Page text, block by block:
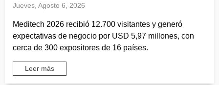
Jueves, Agosto 6, 2026
Meditech 2026 recibió 12.700 visitantes y generó
expectativas de negocio por USD 5,97 millones, con
cerca de 300 expositores de 16 países.
Leer más